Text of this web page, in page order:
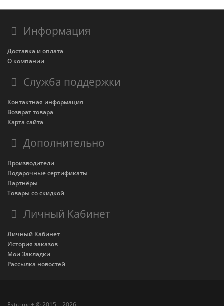
Информация
Доставка и оплата
О компании
Служба поддержки
Контактная информация
Возврат товара
Карта сайта
Дополнительно
Производители
Подарочные сертификаты
Партнёры
Товары со скидкой
Личный Кабинет
Личный Кабинет
История заказов
Мои Закладки
Рассылка новостей
Extreme+ © 2015 – 2026